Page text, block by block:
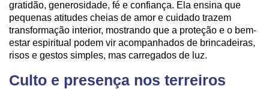
gratidão, generosidade, fé e confiança. Ela ensina que
pequenas atitudes cheias de amor e cuidado trazem
transformação interior, mostrando que a proteção e o bem-
estar espiritual podem vir acompanhados de brincadeiras,
risos e gestos simples, mas carregados de luz.
Culto e presença nos terreiros